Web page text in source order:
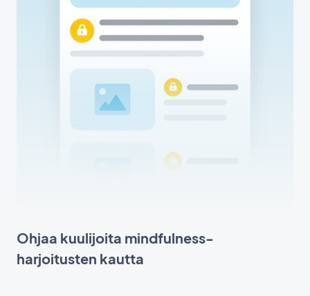
Ohjaa kuulijoita mindfulness-
harjoitusten kautta